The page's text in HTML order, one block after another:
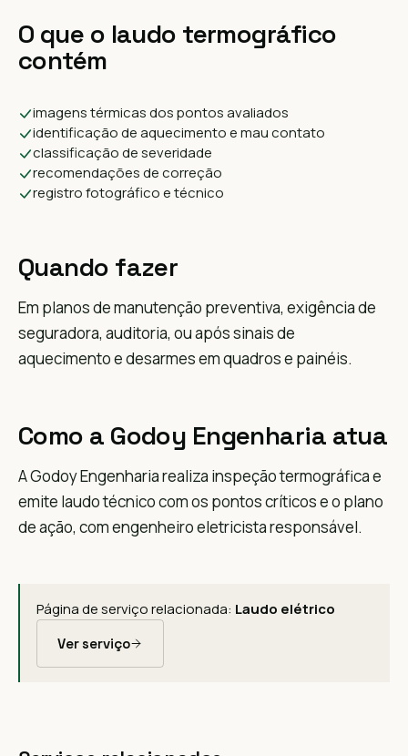
O que o laudo termográfico
contém
imagens térmicas dos pontos avaliados
identificação de aquecimento e mau contato
classificação de severidade
recomendações de correção
registro fotográfico e técnico
Quando fazer
Em planos de manutenção preventiva, exigência de
seguradora, auditoria, ou após sinais de
aquecimento e desarmes em quadros e painéis.
Como a Godoy Engenharia atua
A Godoy Engenharia realiza inspeção termográfica e
emite laudo técnico com os pontos críticos e o plano
de ação, com engenheiro eletricista responsável.
Página de serviço relacionada: Laudo elétrico
Ver serviço